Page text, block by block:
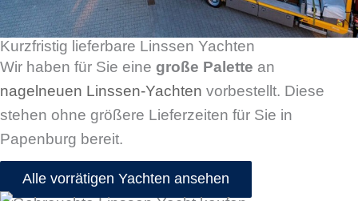
Kurzfristig lieferbare Linssen Yachten
Wir haben für Sie eine große Palette an
nagelneuen Linssen-Yachten vorbestellt. Diese
stehen ohne größere Lieferzeiten für Sie in
Papenburg bereit.
Alle vorrätigen Yachten ansehen